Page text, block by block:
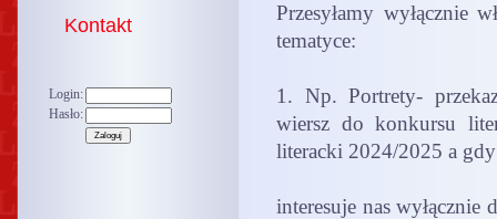
Kontakt
Login:
Hasło:
Przesyłamy wyłącznie
tematyce:
1. Np. Portrety-
wiersz do konkursu
literacki 2024/2025 a
interesuje nas